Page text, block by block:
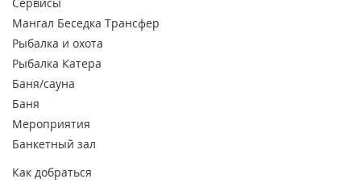
Мангал Беседка Трансфер
Рыбалка и охота
Рыбалка Катера
Баня/сауна
Баня
Мероприятия
Банкетный зал
Как добраться